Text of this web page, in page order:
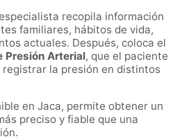
recopila información
familiares, hábitos de vida,
actuales. Después, coloca el
Presión Arterial, que el paciente
la presión en distintos
en Jaca, permite obtener un
preciso y fiable que una